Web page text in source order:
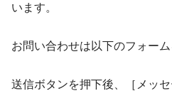
います。
お問い合わせは以下のフォー
送信ボタンを押下後、［メッ